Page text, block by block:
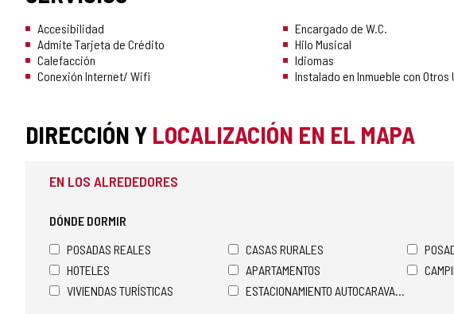
Accesibilidad
Admite Tarjeta de Crédito
Calefacción
Conexión Internet/ Wifi
Encargado de W.C.
Hilo Musical
Idiomas
Instalado en Inmueble con Otros
DIRECCIÓN Y LOCALIZACIÓN EN EL MAPA
EN LOS ALREDEDORES
DÓNDE DORMIR
POSADAS REALES
CASAS RURALES
HOTELES
APARTAMENTOS
VIVIENDAS TURÍSTICAS
ESTACIONAMIENTO AUTOCARAVANAS